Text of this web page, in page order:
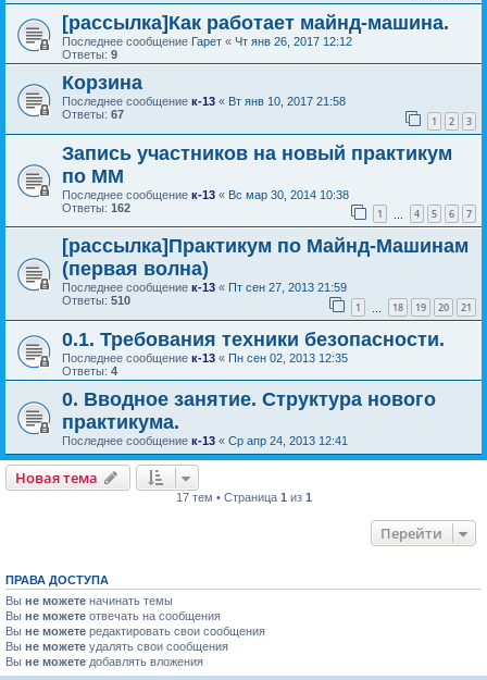
[рассылка]Как работает майнд-машина.
Последнее сообщение Гарет « Чт янв 26, 2017 12:12
Ответы: 9
Корзина
Последнее сообщение к-13 « Вт янв 10, 2017 21:58
Ответы: 67 1 2 3
Запись участников на новый практикум
по ММ
Последнее сообщение к-13 « Вс мар 30, 2014 10:38
Ответы: 162 1 4 5 6 7
[рассылка]Практикум по Майнд-Машинам
(первая волна)
Последнее сообщение к-13 « Пт сен 27, 2013 21:59
Ответы: 510 1 18 19 20 21
0.1. Требования техники безопасности.
Последнее сообщение к-13 « Пн сен 02, 2013 12:35
Ответы: 4
0. Вводное занятие. Структура нового
практикума.
Последнее сообщение к-13 « Ср апр 24, 2013 12:41
Новая тема
17 тем • Страница 1 из 1
Перейти
ПРАВА ДОСТУПА
Вы не можете начинать темы
Вы не можете отвечать на сообщения
Вы не можете редактировать свои сообщения
Вы не можете удалять свои сообщения
Вы не можете добавлять вложения